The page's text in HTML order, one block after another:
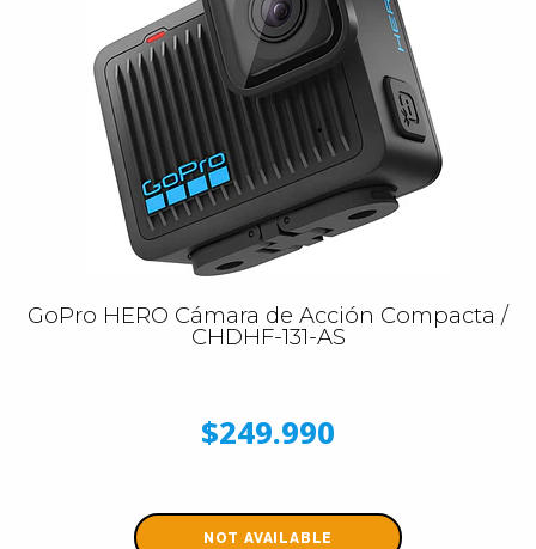
GoPro HERO Cámara de Acción Compacta /
CHDHF-131-AS
$249.990
NOT AVAILABLE